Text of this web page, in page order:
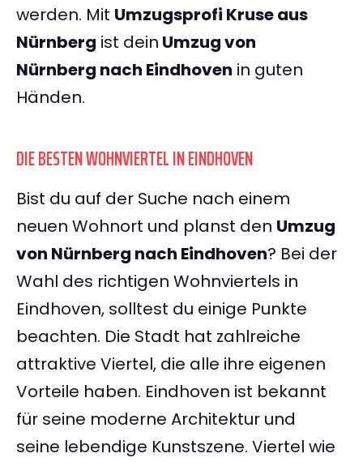
werden. Mit Umzugsprofi Kruse aus
Nürnberg ist dein Umzug von
Nürnberg nach Eindhoven in guten
Händen.
DIE BESTEN WOHNVIERTEL IN EINDHOVEN
Bist du auf der Suche nach einem
neuen Wohnort und planst den Umzug
von Nürnberg nach Eindhoven? Bei der
Wahl des richtigen Wohnviertels in
Eindhoven, solltest du einige Punkte
beachten. Die Stadt hat zahlreiche
attraktive Viertel, die alle ihre eigenen
Vorteile haben. Eindhoven ist bekannt
für seine moderne Architektur und
seine lebendige Kunstszene. Viertel wie